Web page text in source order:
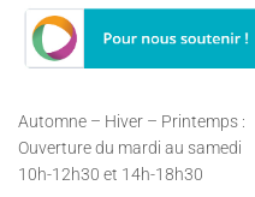
Automne – Hiver – Printemps :
Ouverture du mardi au samedi
10h-12h30 et 14h-18h30